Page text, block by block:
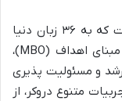
دروکر بیش از ۳۸ کتاب و صدها مقاله نوشت که به ۳۶ زبان دنیا
ترجمه شد. او بر مفاهیمی چون مدیریت بر مبنای اهداف (MBO)،
و مسئولیت پذیری
متنوع دروکر، از